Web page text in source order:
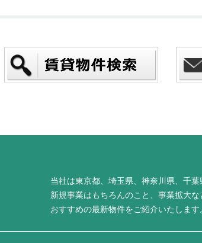
当社は東京都、埼玉県、神奈川県、千
新規事業はもちろんのこと、事業拡大
おすすめの最新物件をご紹介いたします